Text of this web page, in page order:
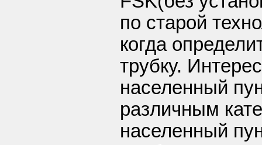
по старой
когда
трубку.
населенный
различным
населенный